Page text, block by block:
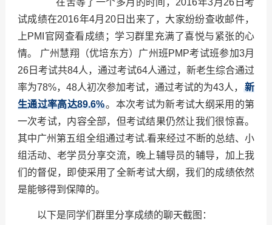
在苦等了一个多月的时间，2016年3月26日考
试成绩在2016年4月20日出来了，大家纷纷查收邮件，
上PMI官网查看成绩；学习群里充满了喜悦与紧张的心
情。 广州慧翔（优培东方）广州班PMP考试班参加3月
26日考试共84人，通过考试64人通过，新老生综合通过
率为78%，48人初次参加考试，通过考试的为43人，新
生通过率高达89.6%。本次考试为新考试大纲采用的第
一次考试，内容全部，但考试结果仍然让我们很惊喜。
其中广州第五组全组通过考试.看来经过不断的总结、小
组活动、老学员分享交流，晚上辅导员的辅导，加上我
们的督促，即使采用了全新考试大纲，我们的成绩依然
是能够得到保障的。
以下是同学们群里分享成绩的聊天截图：